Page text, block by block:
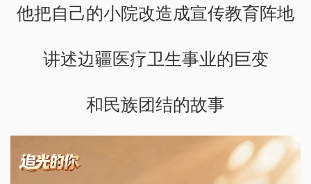
他把自己的小院改造成宣传教育阵地
讲述边疆医疗卫生事业的巨变
和民族团结的故事